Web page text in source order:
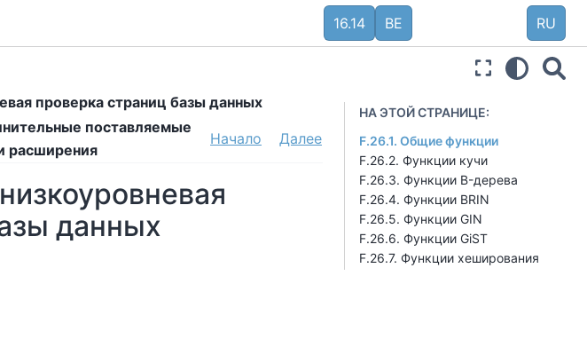
16.14 BE RU
НА ЭТОЙ СТРАНИЦЕ:
F.26.1. Общие функции
F.26.2. Функции кучи
F.26.3. Функции B-дерева
F.26.4. Функции BRIN
F.26.5. Функции GIN
F.26.6. Функции GiST
F.26.7. Функции хеширования
проверка страниц базы данных
поставляемые
расширения
Начало Далее
данных